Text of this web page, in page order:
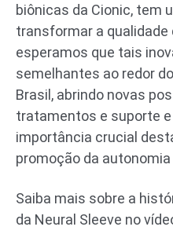
biônicas da Cionic, tem
transformar a qualidade
esperamos que tais
semelhantes ao redor
Brasil, abrindo novas
tratamentos e suporte
importância crucial
promoção da
Saiba mais sobre a
da Neural Sleeve no